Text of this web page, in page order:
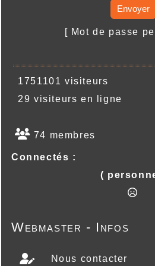
Envoyer
[ Mot de passe
1751101 visiteurs
29 visiteurs en ligne
74 membres
Connectés :
(
Webmaster - Infos
Nous contacter